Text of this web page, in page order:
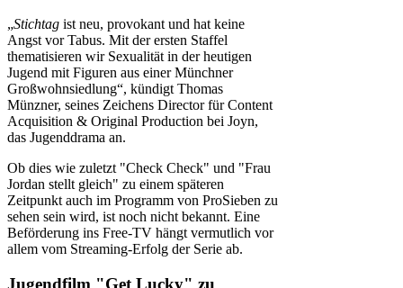
„Stichtag ist neu, provokant und hat keine
Angst vor Tabus. Mit der ersten Staffel
thematisieren wir Sexualität in der heutigen
Jugend mit Figuren aus einer Münchner
Großwohnsiedlung“, kündigt Thomas
Münzner, seines Zeichens Director für Content
Acquisition & Original Production bei Joyn,
das Jugenddrama an.
Ob dies wie zuletzt "Check Check" und "Frau
Jordan stellt gleich" zu einem späteren
Zeitpunkt auch im Programm von ProSieben zu
sehen sein wird, ist noch nicht bekannt. Eine
Beförderung ins Free-TV hängt vermutlich vor
allem vom Streaming-Erfolg der Serie ab.
Jugendfilm "Get Lucky" zu